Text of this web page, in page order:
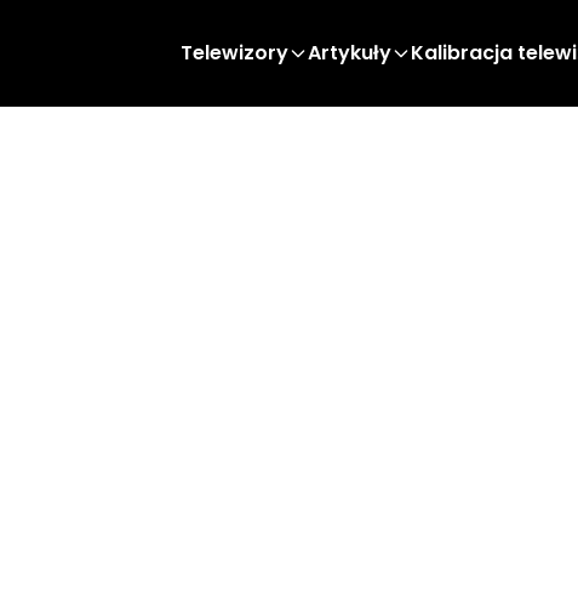
Telewizory Artykuły Kalibracja